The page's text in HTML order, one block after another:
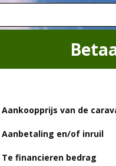
Aankoopprijs van de
Aanbetaling en/of inruil
Te financieren bedrag